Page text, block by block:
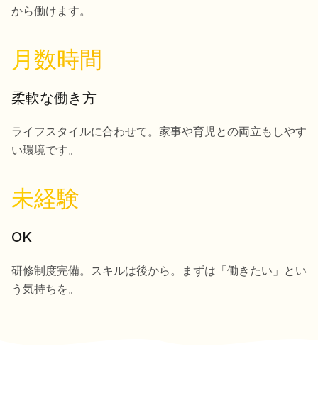
から働けます。
月数時間
柔軟な働き方
ライフスタイルに合わせて。家事や育児との両立もしやす
い環境です。
未経験
OK
研修制度完備。スキルは後から。まずは「働きたい」とい
う気持ちを。